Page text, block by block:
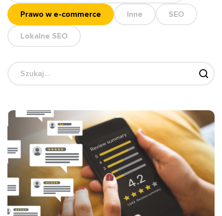
Prawo w e-commerce Inne SEO
Lokalne SEO